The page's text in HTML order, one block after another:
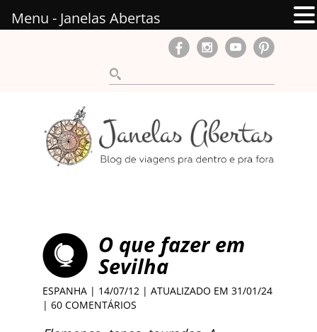
O que fazer em
Sevilha
ESPANHA | 14/07/12 | ATUALIZADO EM 31/01/24
| 60 COMENTÁRIOS
Menu - Janelas Abertas